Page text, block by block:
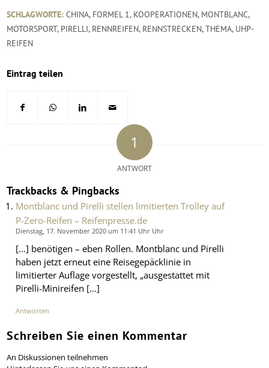
SCHLAGWORTE: CHINA, FORMEL 1, KOOPERATIONEN, MONTBLANC,
MOTORSPORT, PIRELLI, RENNREIFEN, RENNSTRECKEN,THEMA, UHP-
REIFEN
Eintrag teilen
1
ANTWORT
Trackbacks & Pingbacks
Montblanc und Pirelli stellen limitierten Trolley auf
P-Zero-Reifen – Reifenpresse.de
Dienstag, 17. November 2020 um 11:41 Uhr Uhr
[…] benötigen – eben Rollen. Montblanc und Pirelli
haben jetzt erneut eine Reisegepäcklinie in
limitierter Auflage vorgestellt, „ausgestattet mit
Pirelli-Minireifen […]
Antworten
Schreiben Sie einen Kommentar
An Diskussionen teilnehmen